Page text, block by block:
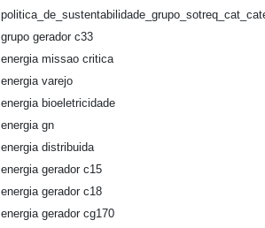
grupo gerador c33
energia missao critica
energia varejo
energia bioeletricidade
energia gn
energia distribuida
energia gerador c15
energia gerador c18
energia gerador cg170